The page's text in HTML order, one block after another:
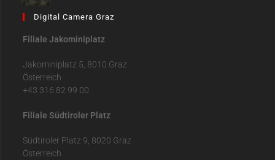
Digital Camera Graz
Filiale Jakominiplatz
Jakominiplatz 5, 8010 Graz
Österreich
+43 316 82 99 00
Filiale Südtiroler Platz
Südtiroler Platz 9, 8020 Graz
Österreich